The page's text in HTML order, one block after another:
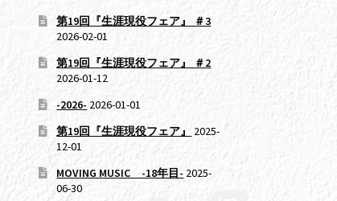
第19回『生涯現役フェア』 ＃3
2026-02-01
第19回『生涯現役フェア』 ＃2
2026-01-12
-2026- 2026-01-01
第19回『生涯現役フェア』
2025-
12-01
MOVING MUSIC -18年目- 2025-
06-30